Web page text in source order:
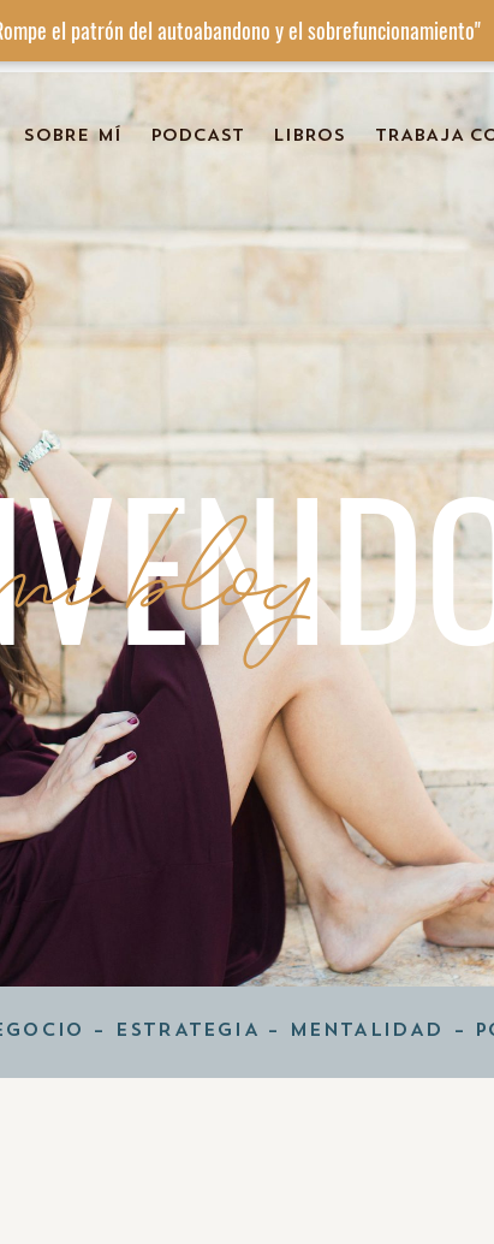
el patrón del autoabandono y el sobrefuncionamiento"
SOBRE MÍ PODCAST LIBROS TRABAJA
blog
– ESTRATEGIA – MENTALIDAD –